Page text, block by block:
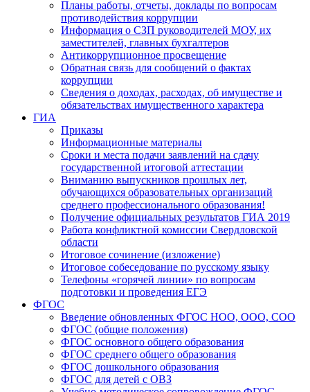
Планы работы, отчеты, доклады по вопросам
противодействия коррупции
Информация о СЗП руководителей МОУ, их
заместителей, главных бухгалтеров
Антикоррупционное просвещение
Обратная связь для сообщений о фактах
коррупции
Сведения о доходах, расходах, об имуществе и
обязательствах имущественного характера
ГИА
Приказы
Информационные материалы
Сроки и места подачи заявлений на сдачу
государственной итоговой аттестации
Вниманию выпускников прошлых лет,
обучающихся образовательных организаций
среднего профессионального образования!
Получение официальных результатов ГИА 2019
Работа конфликтной комиссии Свердловской
области
Итоговое сочинение (изложение)
Итоговое собеседование по русскому языку
Телефоны «горячей линии» по вопросам
подготовки и проведения ЕГЭ
ФГОС
Введение обновленных ФГОС НОО, ООО, СОО
ФГОС (общие положения)
ФГОС основного общего образования
ФГОС среднего общего образования
ФГОС дошкольного образования
ФГОС для детей с ОВЗ